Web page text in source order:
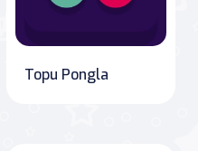
Topu Pongla